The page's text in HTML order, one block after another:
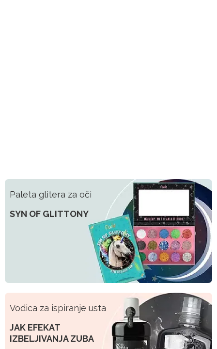
Paleta glitera za oči
SYN OF GLITTONY
Vodica za ispiranje usta
JAK EFEKAT
IZBELJIVANJA ZUBA